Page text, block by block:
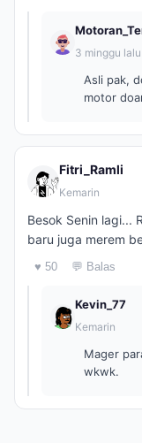
3 minggu lalu
Asli pak,
motor
Fitri_Ramli
Kemarin
Besok Senin lagi...
baru juga merem
♥ 50 💬 Balas
Kevin_77
Kemarin
Mager
wkwk.